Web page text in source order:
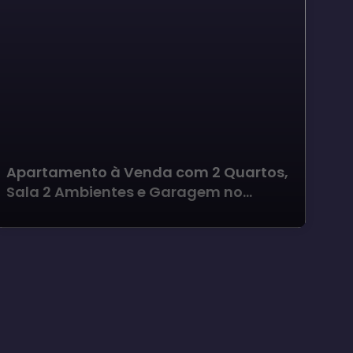
Apartamento à Venda com 2 Quartos,
Sala 2 Ambientes e Garagem no